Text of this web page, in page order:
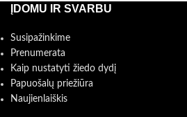
ĮDOMU IR SVARBU
Susipažinkime
Prenumerata
Kaip nustatyti žiedo dydį
Papuošalų priežiūra
Naujienlaiškis